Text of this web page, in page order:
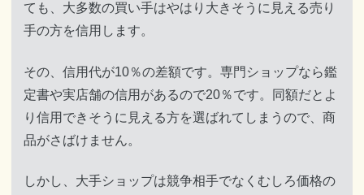
ても、大多数の買い手はやはり大きそうに見える売り
手の方を信用します。
その、信用代が10％の差額です。専門ショップなら鑑
定書や実店舗の信用があるので20％です。同額だとよ
り信用できそうに見える方を選ばれてしまうので、商
品がさばけません。
しかし、大手ショップは競争相手でなくむしろ価格の